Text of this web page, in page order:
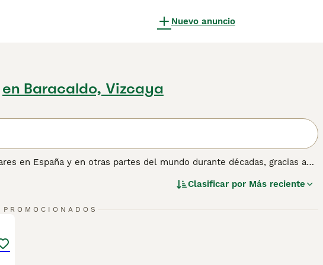
Nuevo anuncio
en Baracaldo, Vizcaya
en España y en otras partes del mundo durante décadas, gracias a
Labrador Retriever prosperan tanto en un entorno doméstico como
Clasificar por Más reciente